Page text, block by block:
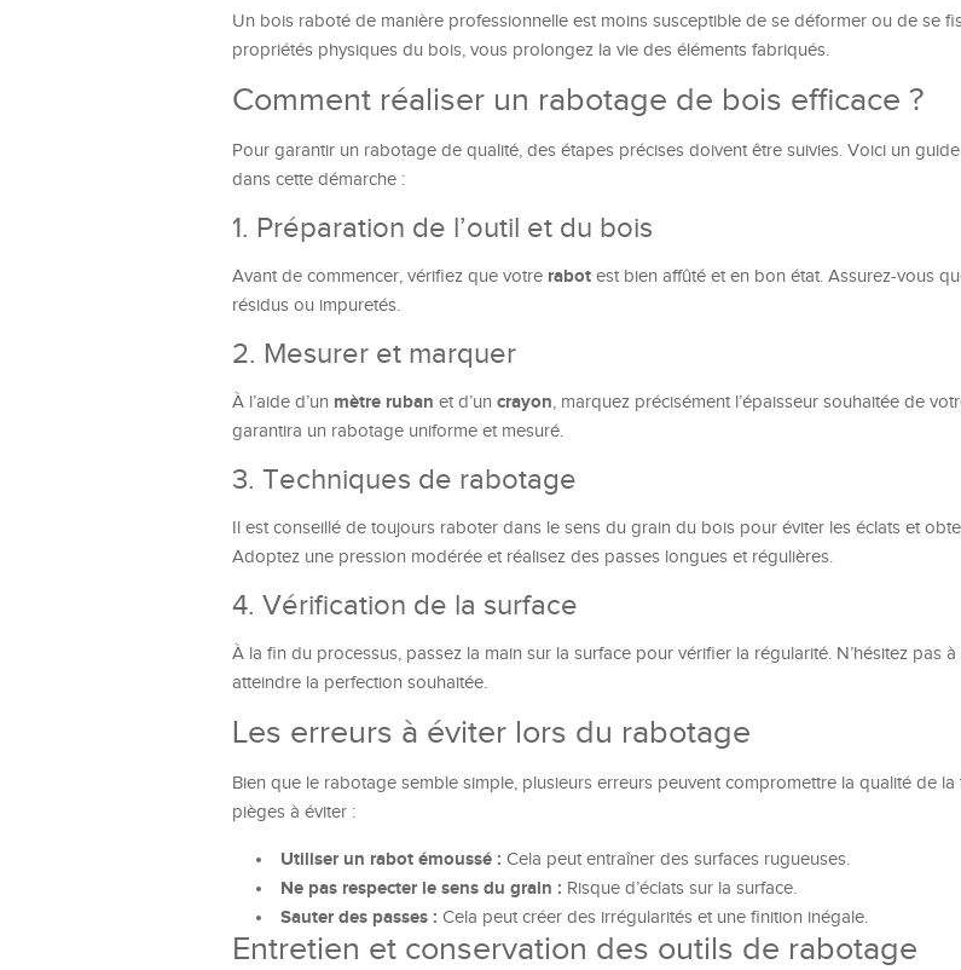
Un bois raboté de manière professionnelle est moins susceptible de se déformer ou de se
propriétés physiques du bois, vous prolongez la vie des éléments fabriqués.
Comment réaliser un rabotage de bois efficace ?
Pour garantir un rabotage de qualité, des étapes précises doivent être suivies. Voici un
dans cette démarche :
1. Préparation de l’outil et du bois
Avant de commencer, vérifiez que votre rabot est bien affûté et en bon état. Assurez-vous
résidus ou impuretés.
2. Mesurer et marquer
À l’aide d’un mètre ruban et d’un crayon, marquez précisément l’épaisseur souhaitée de
garantira un rabotage uniforme et mesuré.
3. Techniques de rabotage
Il est conseillé de toujours raboter dans le sens du grain du bois pour éviter les éclats et
Adoptez une pression modérée et réalisez des passes longues et régulières.
4. Vérification de la surface
À la fin du processus, passez la main sur la surface pour vérifier la régularité. N’hésitez pas
atteindre la perfection souhaitée.
Les erreurs à éviter lors du rabotage
Bien que le rabotage semble simple, plusieurs erreurs peuvent compromettre la qualité de
pièges à éviter :
Utiliser un rabot émoussé : Cela peut entraîner des surfaces rugueuses.
Ne pas respecter le sens du grain : Risque d’éclats sur la surface.
Sauter des passes : Cela peut créer des irrégularités et une finition inégale.
Entretien et conservation des outils de rabotage